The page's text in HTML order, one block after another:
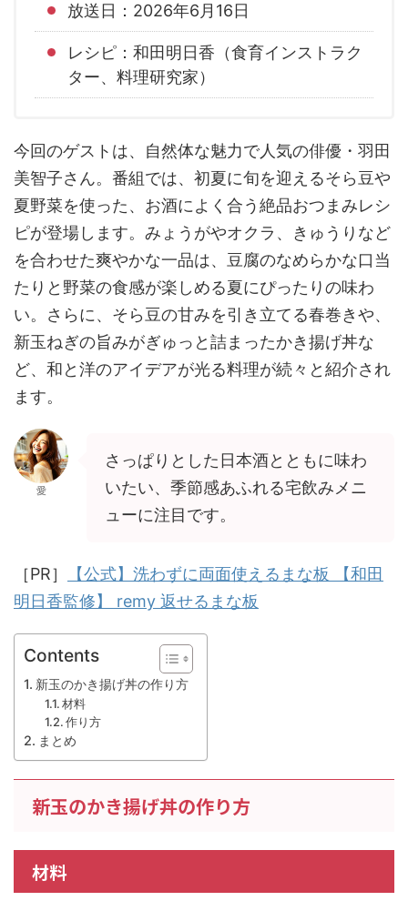
放送日：2026年6月16日
レシピ：和田明日香（食育インストラク
ター、料理研究家）
今回のゲストは、自然体な魅力で人気の俳優・羽田
美智子さん。番組では、初夏に旬を迎えるそら豆や
夏野菜を使った、お酒によく合う絶品おつまみレシ
ピが登場します。みょうがやオクラ、きゅうりなど
を合わせた爽やかな一品は、豆腐のなめらかな口当
たりと野菜の食感が楽しめる夏にぴったりの味わ
い。さらに、そら豆の甘みを引き立てる春巻きや、
新玉ねぎの旨みがぎゅっと詰まったかき揚げ丼な
ど、和と洋のアイデアが光る料理が続々と紹介され
ます。
愛
さっぱりとした日本酒とともに味わ
いたい、季節感あふれる宅飲みメニ
ューに注目です。
［PR］
【公式】洗わずに両面使えるまな板 【和田
明日香監修】 remy 返せるまな板
Contents
新玉のかき揚げ丼の作り方
材料
作り方
まとめ
新玉のかき揚げ丼の作り方
材料